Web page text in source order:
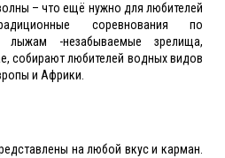
– что ещё нужно для любителей
соревнования по
-незабываемые зрелища,
собирают любителей водных видов
и Африки.
на любой вкус и карман.